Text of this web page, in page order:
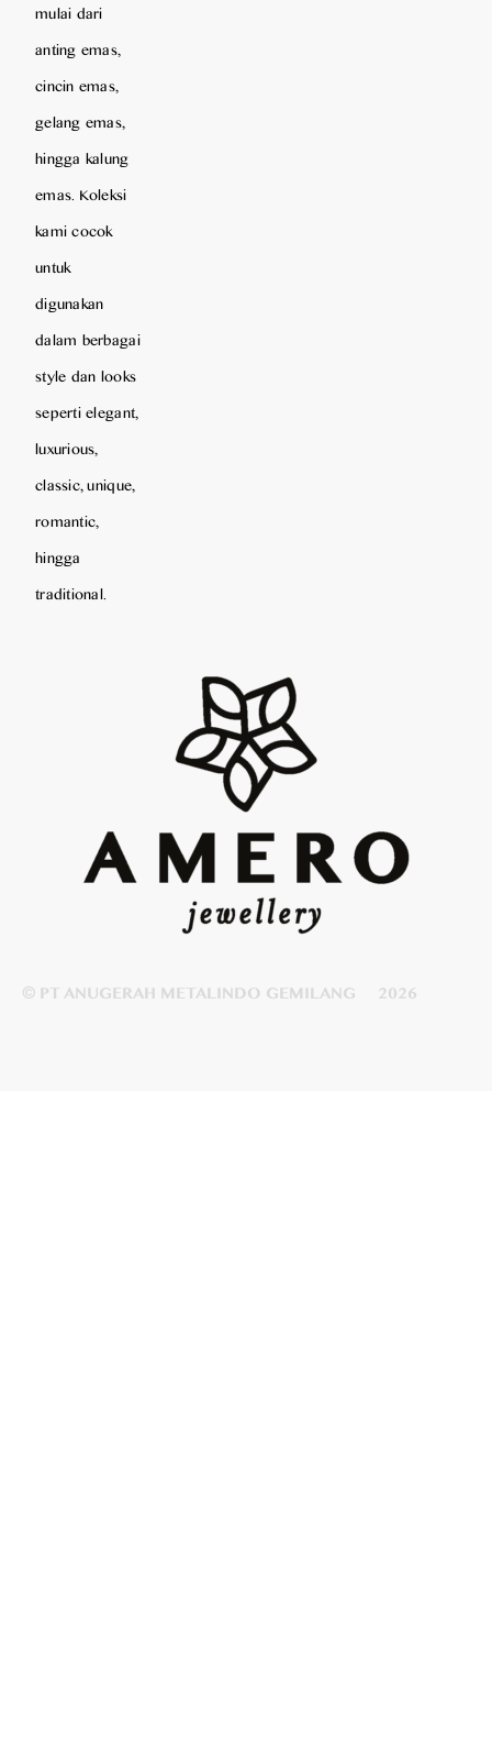
mulai dari
anting emas,
cincin emas,
gelang emas,
hingga kalung
emas. Koleksi
kami cocok
untuk
digunakan
dalam berbagai
style dan looks
seperti elegant,
luxurious,
classic, unique,
romantic,
hingga
traditional.
© PT ANUGERAH METALINDO GEMILANG 2026